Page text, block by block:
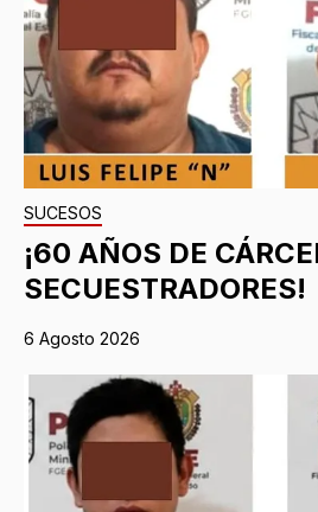
SUCESOS
¡60 AÑOS DE
SECUESTRADORES!
6 Agosto 2026